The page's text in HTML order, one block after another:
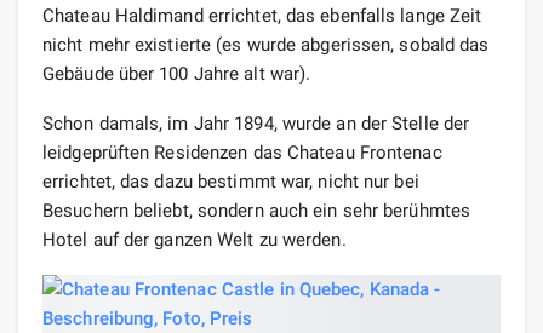
Chateau Haldimand errichtet, das ebenfalls lange Zeit
nicht mehr existierte (es wurde abgerissen, sobald das
Gebäude über 100 Jahre alt war).
Schon damals, im Jahr 1894, wurde an der Stelle der
leidgeprüften Residenzen das Chateau Frontenac
errichtet, das dazu bestimmt war, nicht nur bei
Besuchern beliebt, sondern auch ein sehr berühmtes
Hotel auf der ganzen Welt zu werden.